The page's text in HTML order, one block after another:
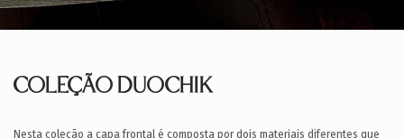
COLEÇÃO DUOCHIK
Nesta coleção a capa frontal é composta por dois materiais diferentes que